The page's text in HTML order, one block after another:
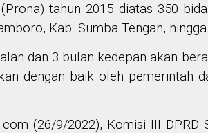
tahun 2015 diatas 350
Kab. Sumba Tengah,
dan 3 bulan kedepan akan
dengan baik oleh pemerintah
(26/9/2022), Komisi III DPRD